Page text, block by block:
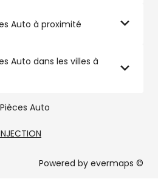
Auto à proximité
Auto dans les villes à
Auto
Powered by evermaps ©